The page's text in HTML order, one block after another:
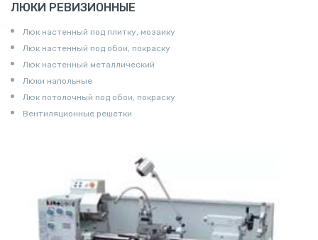
ЛЮКИ РЕВИЗИОННЫЕ
Люк настенный под плитку, мозаику
Люк настенный под обои, покраску
Люк настенный металлический
Люки напольные
Люк потолочный под обои, покраску
Вентиляционные решетки